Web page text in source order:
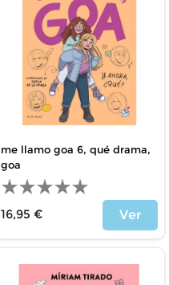
me llamo goa 6, qué drama,
goa
16,95 €
Ver